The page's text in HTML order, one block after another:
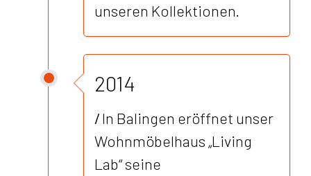
unseren Kollektionen.
2014
/In Balingen eröffnet unser
Wohnmöbelhaus „Living
Lab“ seine